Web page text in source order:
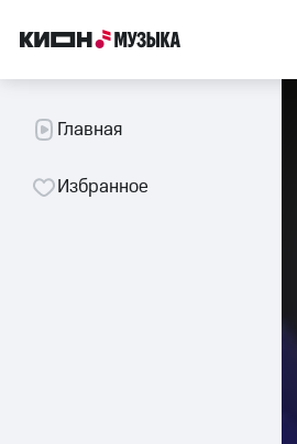
Главная
Избранное